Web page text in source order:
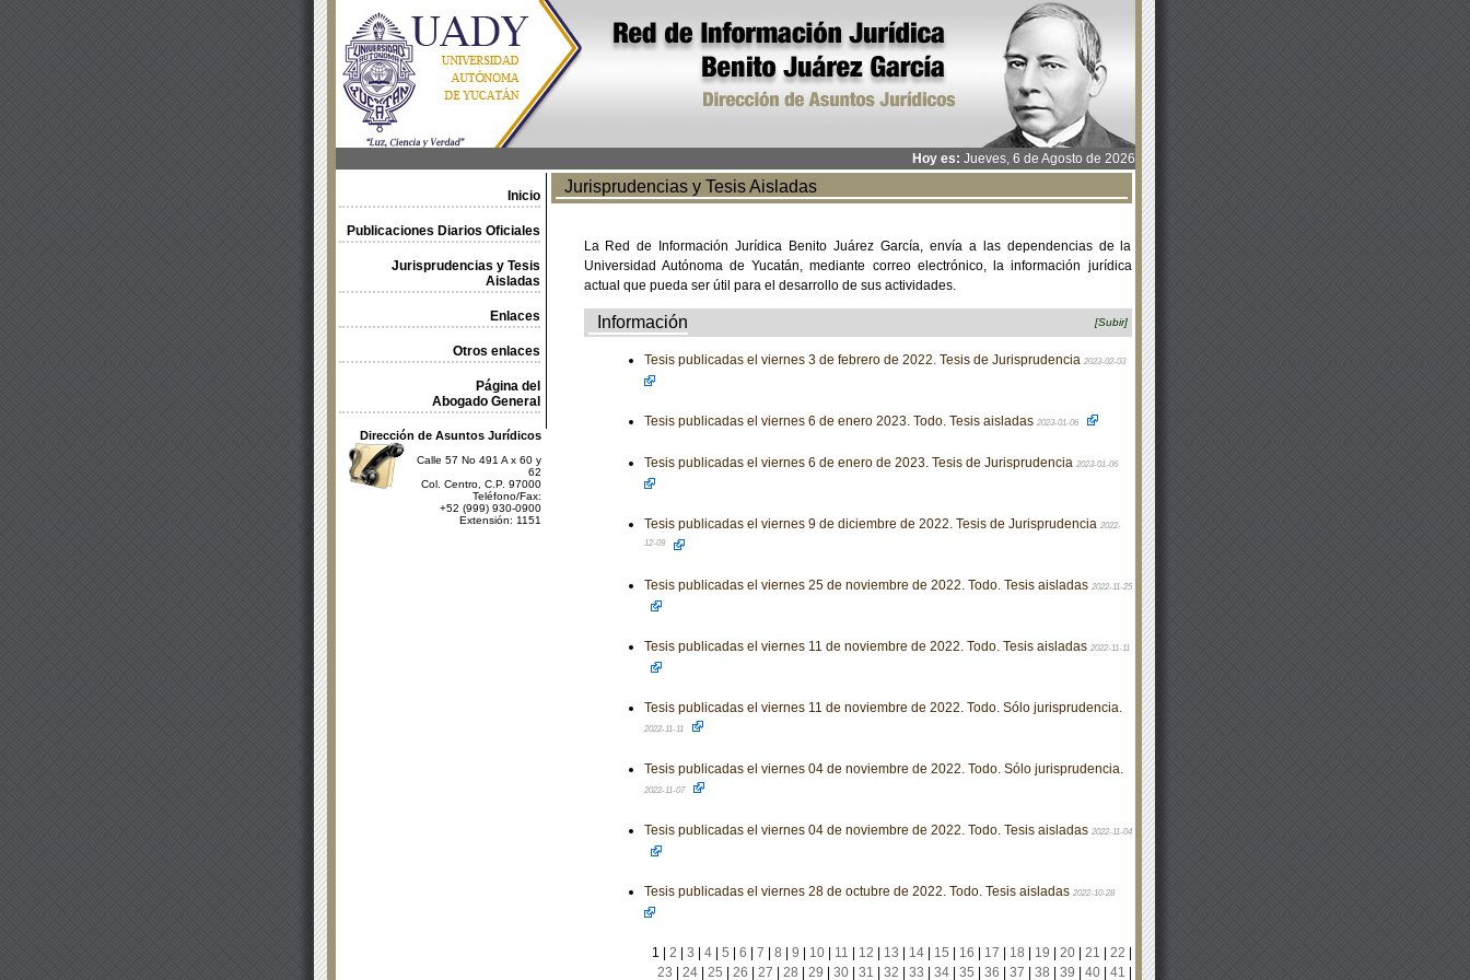
Hoy es: Jueves, 6 de Agosto de 2026
Inicio
Publicaciones Diarios Oficiales
Jurisprudencias y Tesis
Aisladas
Enlaces
Otros enlaces
Página del
Abogado General
Dirección de Asuntos Jurídicos
Calle 57 No 491 A x 60 y
62
Col. Centro, C.P. 97000
Teléfono/Fax:
+52 (999) 930-0900
Extensión: 1151
Jurisprudencias y Tesis Aisladas
La Red de Información Jurídica Benito Juárez García, envía a las dependencias de la
Universidad Autónoma de Yucatán, mediante correo electrónico, la información jurídica
actual que pueda ser útil para el desarrollo de sus actividades.
Información [Subir]
Tesis publicadas el viernes 3 de febrero de 2022. Tesis de Jurisprudencia 2023-02-03
Tesis publicadas el viernes 6 de enero 2023. Todo. Tesis aisladas 2023-01-06
Tesis publicadas el viernes 6 de enero de 2023. Tesis de Jurisprudencia 2023-01-06
Tesis publicadas el viernes 9 de diciembre de 2022. Tesis de Jurisprudencia 2022-
12-09
Tesis publicadas el viernes 25 de noviembre de 2022. Todo. Tesis aisladas 2022-11-25
Tesis publicadas el viernes 11 de noviembre de 2022. Todo. Tesis aisladas 2022-11-11
Tesis publicadas el viernes 11 de noviembre de 2022. Todo. Sólo jurisprudencia.
2022-11-11
Tesis publicadas el viernes 04 de noviembre de 2022. Todo. Sólo jurisprudencia.
2022-11-07
Tesis publicadas el viernes 04 de noviembre de 2022. Todo. Tesis aisladas 2022-11-04
Tesis publicadas el viernes 28 de octubre de 2022. Todo. Tesis aisladas 2022-10-28
1 2 3 4| 5 6 7 8 9 10| 11 12 13 14| 15 16 17 18 19 20| 21 22
23
24| 25 26 27 28 29 30| 31 32 33 34| 35 36 37 38 39 40| 41